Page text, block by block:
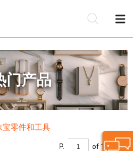
门产品
宝零件和工具
P. of 1